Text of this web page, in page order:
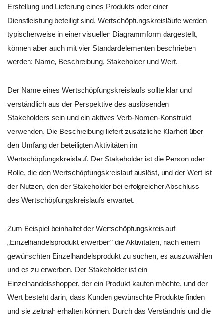
Erstellung und Lieferung eines Produkts oder einer
Dienstleistung beteiligt sind. Wertschöpfungskreisläufe werden
typischerweise in einer visuellen Diagrammform dargestellt,
können aber auch mit vier Standardelementen beschrieben
werden: Name, Beschreibung, Stakeholder und Wert.
Der Name eines Wertschöpfungskreislaufs sollte klar und
verständlich aus der Perspektive des auslösenden
Stakeholders sein und ein aktives Verb-Nomen-Konstrukt
verwenden. Die Beschreibung liefert zusätzliche Klarheit über
den Umfang der beteiligten Aktivitäten im
Wertschöpfungskreislauf. Der Stakeholder ist die Person oder
Rolle, die den Wertschöpfungskreislauf auslöst, und der Wert ist
der Nutzen, den der Stakeholder bei erfolgreicher Abschluss
des Wertschöpfungskreislaufs erwartet.
Zum Beispiel beinhaltet der Wertschöpfungskreislauf
„Einzelhandelsprodukt erwerben“ die Aktivitäten, nach einem
gewünschten Einzelhandelsprodukt zu suchen, es auszuwählen
und es zu erwerben. Der Stakeholder ist ein
Einzelhandelsshopper, der ein Produkt kaufen möchte, und der
Wert besteht darin, dass Kunden gewünschte Produkte finden
und sie zeitnah erhalten können. Durch das Verständnis und die